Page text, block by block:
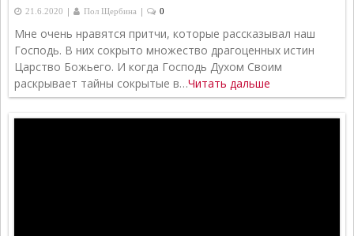
21.6.2020 | Пол Щербина | 0
Мне очень нравятся притчи, которые рассказывал наш
Господь. В них сокрыто множество драгоценных истин
Царство Божьего. И когда Господь Духом Своим
раскрывает тайны сокрытые в…Читать дальше